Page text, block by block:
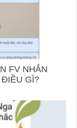
FV NHẮN
ĐIỀU GÌ?